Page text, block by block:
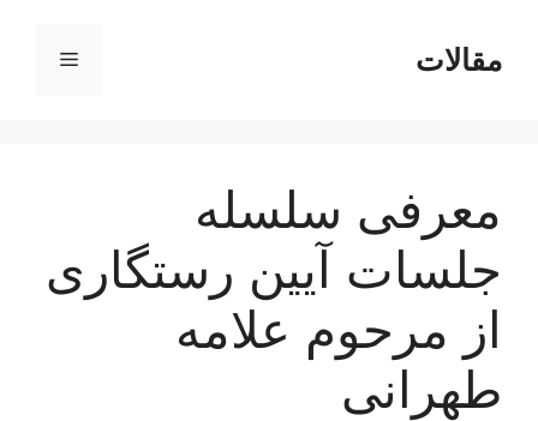
محتوامقالات فهرست
معرفی سلسله
جلسات آیین رستگاری
از مرحوم علامه
طهرانی